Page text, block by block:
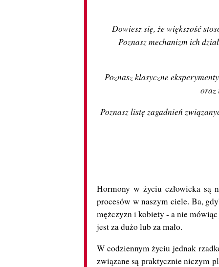
Dowiesz się, że większość
Poznasz mechanizm ich
Poznasz klasyczne
oraz
Poznasz listę zagadnień
Hormony w życiu człowieka są
procesów w naszym ciele. Ba,
mężczyzn i kobiety - a nie
jest za dużo lub za mało.
W codziennym życiu jednak
związane są praktycznie niczym